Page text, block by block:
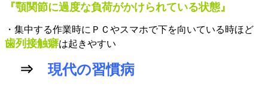
『顎関節に過度な負荷がかけられている状態 』
・集中する作業時にＰＣやスマホで下を向いている時ほど
歯列接触癖は起きやすい
⇒ 現代の習慣病